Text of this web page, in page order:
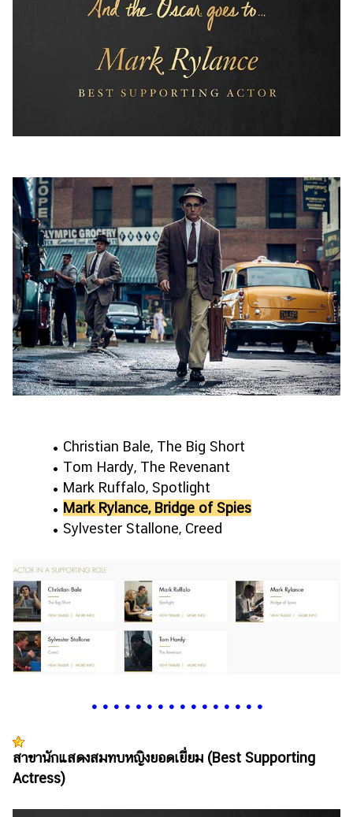
• Christian Bale, The Big Short
• Tom Hardy, The Revenant
• Mark Ruffalo, Spotlight
• Mark Rylance, Bridge of Spies
• Sylvester Stallone, Creed
• • • • • • • • • • • • • • • •
สาขานักแสดงสมทบหญิงยอดเยี่ยม (Best Supporting
Actress)